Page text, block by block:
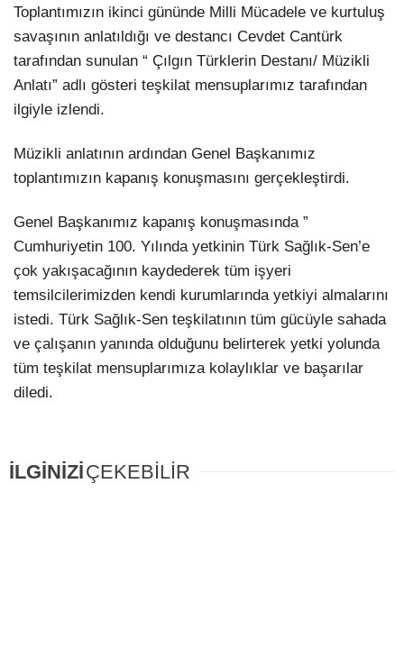
Toplantımızın ikinci gününde Milli Mücadele ve kurtuluş
savaşının anlatıldığı ve destancı Cevdet Cantürk
tarafından sunulan “ Çılgın Türklerin Destanı/ Müzikli
Anlatı” adlı gösteri teşkilat mensuplarımız tarafından
ilgiyle izlendi.
Müzikli anlatının ardından Genel Başkanımız
toplantımızın kapanış konuşmasını gerçekleştirdi.
Genel Başkanımız kapanış konuşmasında ”
Cumhuriyetin 100. Yılında yetkinin Türk Sağlık-Sen’e
çok yakışacağının kaydederek tüm işyeri
temsilcilerimizden kendi kurumlarında yetkiyi almalarını
istedi. Türk Sağlık-Sen teşkilatının tüm gücüyle sahada
ve çalışanın yanında olduğunu belirterek yetki yolunda
tüm teşkilat mensuplarımıza kolaylıklar ve başarılar
diledi.
İLGİNİZİÇEKEBİLİR